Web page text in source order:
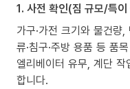
1. 사전 확인(짐 규모/특
가구·가전 크기와 물건
류·침구·주방 용품 등 품
엘리베이터 유무, 계단
합니다.